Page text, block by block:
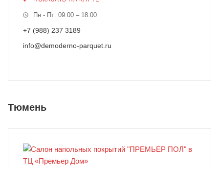
Пн - Пт: 09:00 – 18:00
+7 (988) 237 3189
info@demoderno-parquet.ru
Тюмень